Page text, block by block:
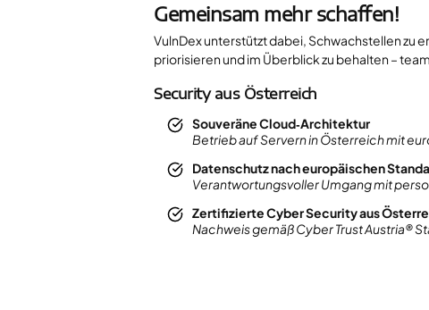
Gemeinsam mehr schaffen!
VulnDex unterstützt dabei, Schwachstellen zu
priorisieren und im Überblick zu behalten –
Security aus Österreich
Souveräne Cloud‑Architektur
Betrieb auf Servern in Österreich mit
Datenschutz nach europäischen
Verantwortungsvoller Umgang mit
Zertifizierte Cyber Security aus
Nachweis gemäß Cyber Trust Austria®